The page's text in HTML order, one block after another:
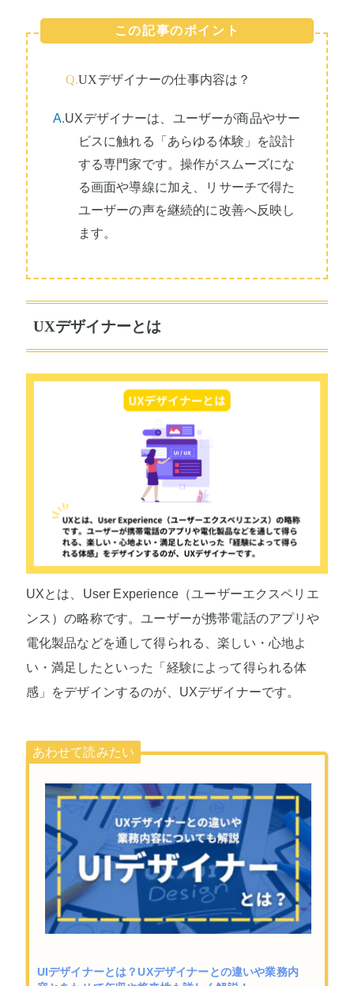
この記事のポイント
Q.UXデザイナーの仕事内容は？
A.UXデザイナーは、ユーザーが商品やサー
ビスに触れる「あらゆる体験」を設計
する専門家です。操作がスムーズにな
る画面や導線に加え、リサーチで得た
ユーザーの声を継続的に改善へ反映し
ます。
UXデザイナーとは
UXとは、User Experience（ユーザーエクスペリエ
ンス）の略称です。ユーザーが携帯電話のアプリや
電化製品などを通して得られる、楽しい・心地よ
い・満足したといった「経験によって得られる体
感」をデザインするのが、UXデザイナーです。
UIデザイナーとは？UXデザイナーとの違いや業務内